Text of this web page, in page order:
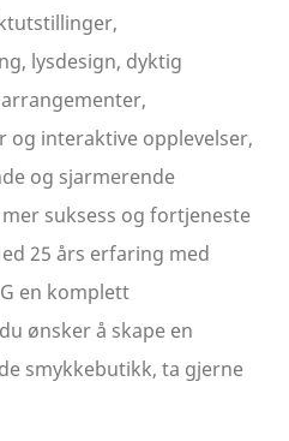
lysdesign, dyktig
og interaktive opplevelser,
og sjarmerende
suksess og fortjeneste
25 års erfaring med
en komplett
ønsker å skape en
smykkebutikk, ta gjerne